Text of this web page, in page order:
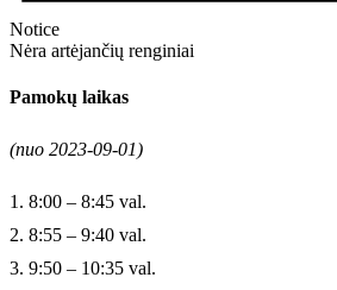
Notice
Nėra artėjančių renginiai
Pamokų laikas
(nuo 2023-09-01)
1. 8:00 – 8:45 val.
2. 8:55 – 9:40 val.
3. 9:50 – 10:35 val.